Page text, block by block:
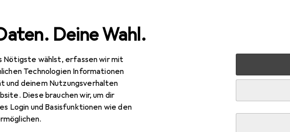
Deine Wahl.
Nötigste wählst, erfassen wir mit
Technologien Informationen
und deinem Nutzungsverhalten
Diese brauchen wir, um dir
Login und Basisfunktionen wie den
Elektrobedarf Schalter + Dosen
EUR
10,23